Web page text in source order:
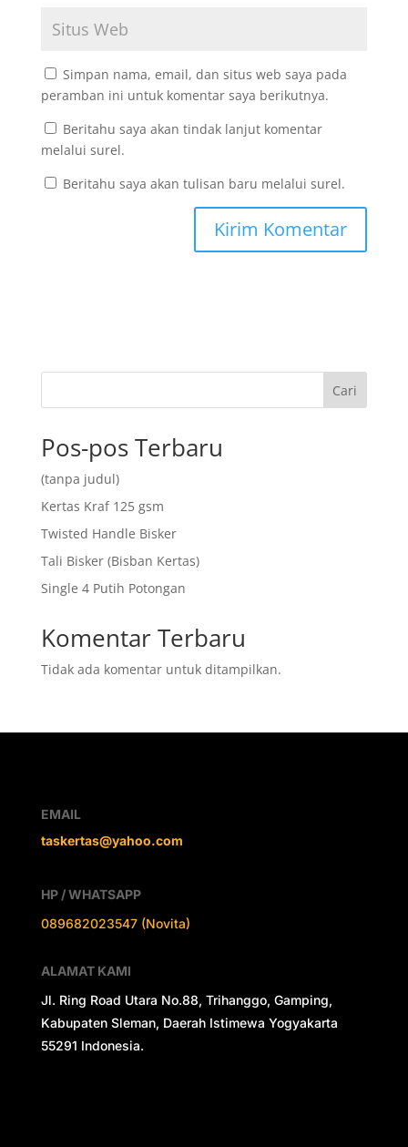
Simpan nama, email, dan situs web saya pada
peramban ini untuk komentar saya berikutnya.
Beritahu saya akan tindak lanjut komentar
melalui surel.
Beritahu saya akan tulisan baru melalui surel.
Cari
Pos-pos Terbaru
(tanpa judul)
Kertas Kraf 125 gsm
Twisted Handle Bisker
Tali Bisker (Bisban Kertas)
Single 4 Putih Potongan
Komentar Terbaru
Tidak ada komentar untuk ditampilkan.
EMAIL
taskertas@yahoo.com
HP / WHATSAPP
089682023547 (Novita)
ALAMAT KAMI
Jl. Ring Road Utara No.88, Trihanggo, Gamping,
Kabupaten Sleman, Daerah Istimewa Yogyakarta
55291 Indonesia.